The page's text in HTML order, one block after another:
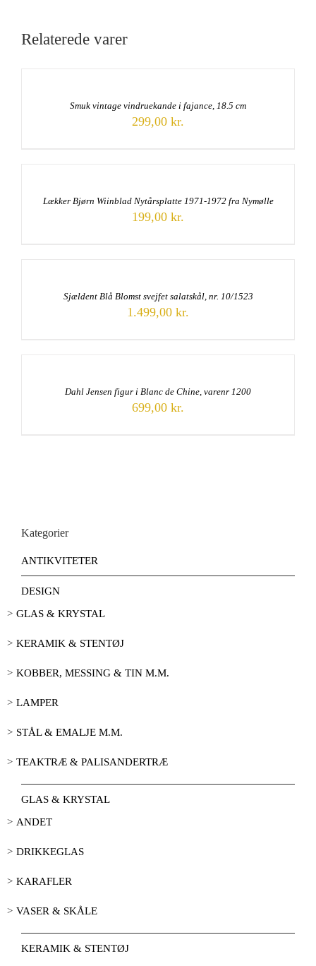
Relaterede varer
Smuk vintage vindruekande i fajance, 18.5 cm
299,00 kr.
Lækker Bjørn Wiinblad Nytårsplatte 1971-1972 fra Nymølle
199,00 kr.
Sjældent Blå Blomst svejfet salatskål, nr. 10/1523
1.499,00 kr.
Dahl Jensen figur i Blanc de Chine, varenr 1200
699,00 kr.
Kategorier
ANTIKVITETER
DESIGN
GLAS & KRYSTAL
KERAMIK & STENTØJ
KOBBER, MESSING & TIN M.M.
LAMPER
STÅL & EMALJE M.M.
TEAKTRÆ & PALISANDERTRÆ
GLAS & KRYSTAL
ANDET
DRIKKEGLAS
KARAFLER
VASER & SKÅLE
KERAMIK & STENTØJ